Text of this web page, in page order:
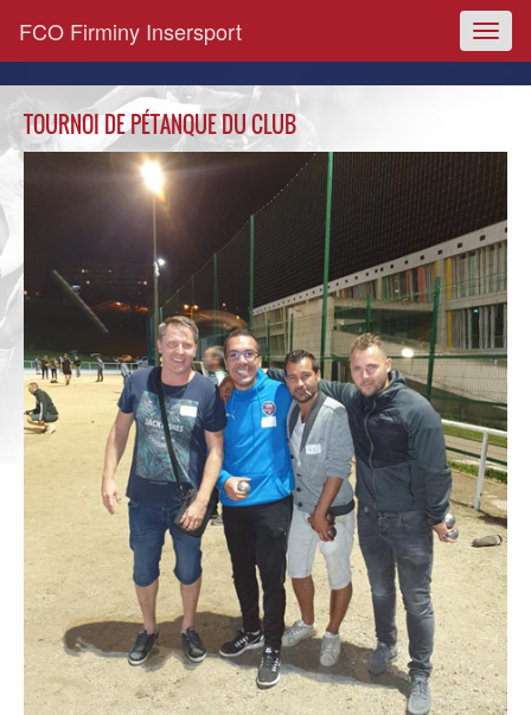
FCO Firminy Insersport
TOURNOI DE PÉTANQUE DU CLUB